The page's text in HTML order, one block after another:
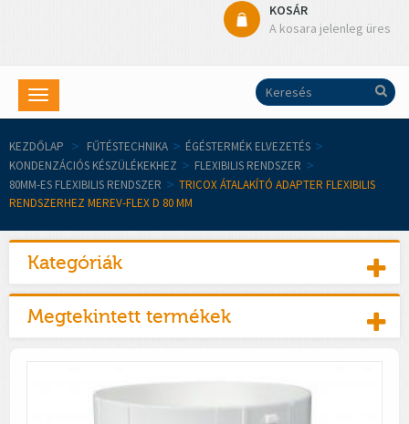
KOSÁR
A kosara jelenleg üres
Toggle
navigation
KEZDŐLAP > FŰTÉSTECHNIKA > ÉGÉSTERMÉK ELVEZETÉS >
KONDENZÁCIÓS KÉSZÜLÉKEKHEZ > FLEXIBILIS RENDSZER >
80MM-ES FLEXIBILIS RENDSZER > TRICOX ÁTALAKÍTÓ ADAPTER FLEXIBILIS
RENDSZERHEZ MEREV-FLEX D 80 MM
Kategóriák
Megtekintett termékek